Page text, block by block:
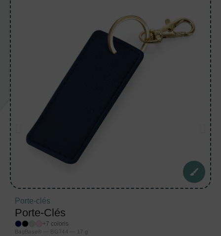
Porte-clés
Porte-Clés
+7 coloris
BagBase® — BG744 — 17 g